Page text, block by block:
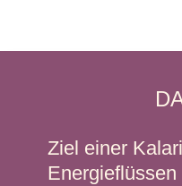
Ziel einer